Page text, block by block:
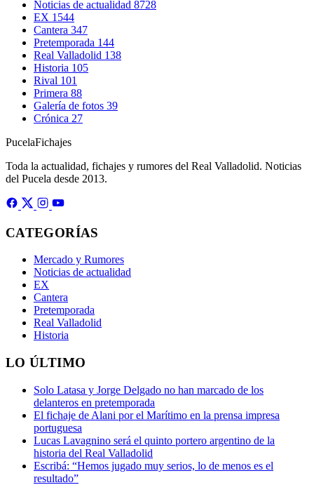
Noticias de actualidad 8728
EX 1544
Cantera 347
Pretemporada 144
Real Valladolid 138
Historia 105
Rival 101
Primera 88
Galería de fotos 39
Crónica 27
PucelaFichajes
Toda la actualidad, fichajes y rumores del Real Valladolid. Noticias
del Pucela desde 2013.
CATEGORÍAS
Mercado y Rumores
Noticias de actualidad
EX
Cantera
Pretemporada
Real Valladolid
Historia
LO ÚLTIMO
Solo Latasa y Jorge Delgado no han marcado de los
delanteros en pretemporada
El fichaje de Alani por el Marítimo en la prensa impresa
portuguesa
Lucas Lavagnino será el quinto portero argentino de la
historia del Real Valladolid
Escribá: “Hemos jugado muy serios, lo de menos es el
resultado”